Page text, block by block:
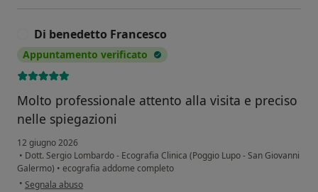
Di benedetto Francesco
Appuntamento verificato
Molto professionale attento alla visita e preciso
nelle spiegazioni
12 giugno 2026
• Dott. Sergio Lombardo - Ecografia Clinica (Poggio Lupo - San Giovanni
Galermo) • ecografia addome completo
• secondo l'opinione dell'utente Di benedetto Francesco
Segnala abuso